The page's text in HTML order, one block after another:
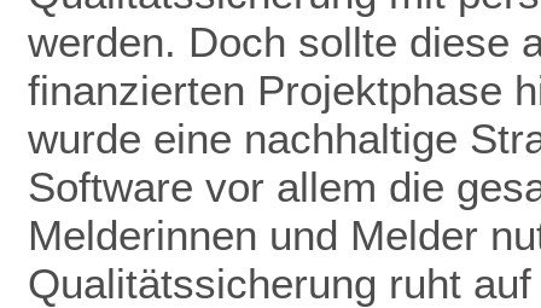
werden. Doch sollte diese
finanzierten Projektphase
wurde eine nachhaltige
Software vor allem die
Melderinnen und Melder
Qualitätssicherung ruht